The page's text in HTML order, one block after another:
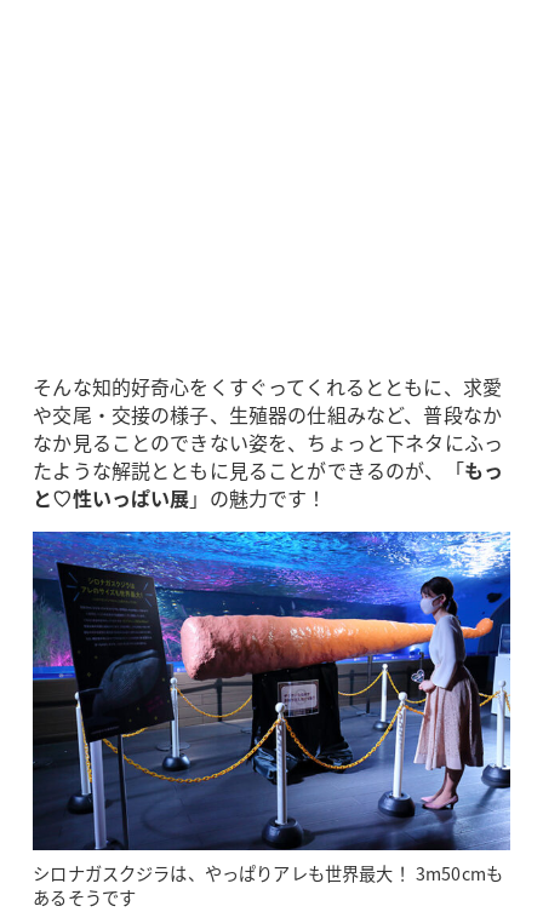
そんな知的好奇心をくすぐってくれるとともに、求愛
や交尾・交接の様子、生殖器の仕組みなど、普段なか
なか見ることのできない姿を、ちょっと下ネタにふっ
たような解説とともに見ることができるのが、「もっ
と♡性いっぱい展」の魅力です！
シロナガスクジラは、やっぱりアレも世界最大！ 3m50cmも
あるそうです